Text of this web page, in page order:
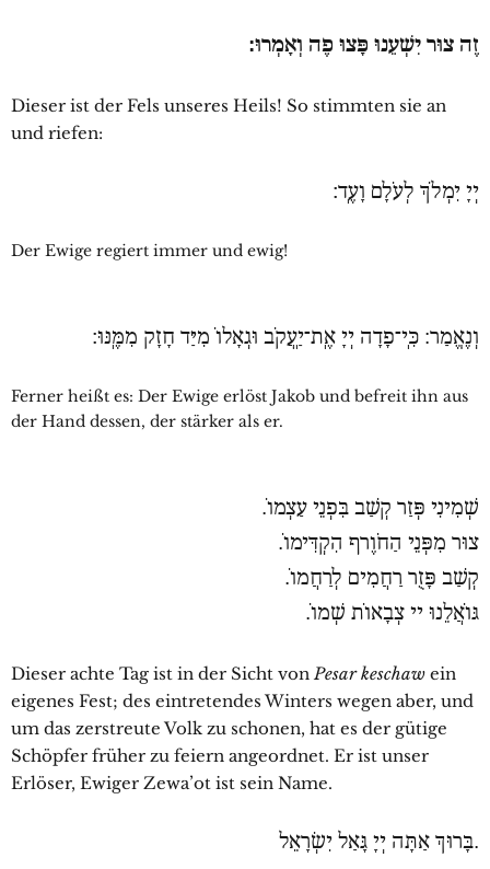
זֶה צוּר יִשְׁעֵנוּ פָּצוּ פֶה וְאָמְרוּ:
Dieser ist der Fels unseres Heils! So stimmten sie an
und riefen:
יְיָ יִמְלֹךְ לְעֹלָם וָעֶֽד׃
Der Ewige regiert immer und ewig!
וְנֶאֱמַר: כִּֽי־פָדָה יְיָ אֶֽת־יַֽעֲקֹב וּגְאָלוֹ מִיַּד חָזָק מִמֶּֽנּוּ׃
Ferner heißt es: Der Ewige erlöst Jakob und befreit ihn aus
der Hand dessen, der stärker als er.
שְׁמִינִי פְּזַר קְשַׁב בִּפְנֵי עַצְמוֹ.
צוּר מִפְּנֵי הַחֹוֶרף הִקְדִּימוֹ.
קְשַׁב פָּזֻר רַחֲמִים לְרַחֲמוֹ.
גּוֹאֲלֵנוּ יי צְבָאוֹת שְׁמוֹ.
Dieser achte Tag ist in der Sicht vonPesar keschaw ein
eigenes Fest; des eintretendes Winters wegen aber, und
um das zerstreute Volk zu schonen, hat es der gütige
Schöpfer früher zu feiern angeordnet. Er ist unser
Erlöser, Ewiger Zewa’ot ist sein Name.
.בָּרוּךְ אַתָּה יְיָ גָּאַל יִשְׂרָאֵל